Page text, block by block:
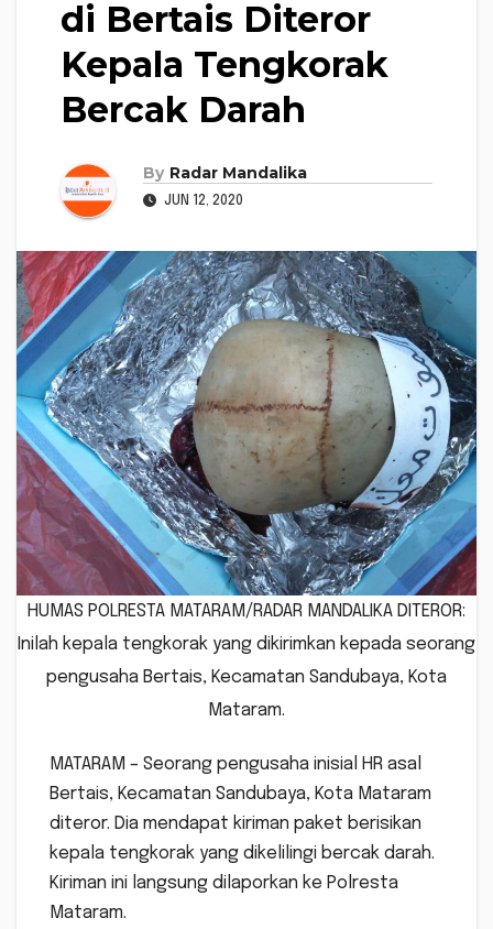
di Bertais Diteror
Kepala Tengkorak
Bercak Darah
By Radar Mandalika
JUN 12, 2020
HUMAS POLRESTA MATARAM/RADAR MANDALIKA DITEROR:
Inilah kepala tengkorak yang dikirimkan kepada seorang
pengusaha Bertais, Kecamatan Sandubaya, Kota
Mataram.
MATARAM – Seorang pengusaha inisial HR asal
Bertais, Kecamatan Sandubaya, Kota Mataram
diteror. Dia mendapat kiriman paket berisikan
kepala tengkorak yang dikelilingi bercak darah.
Kiriman ini langsung dilaporkan ke Polresta
Mataram.